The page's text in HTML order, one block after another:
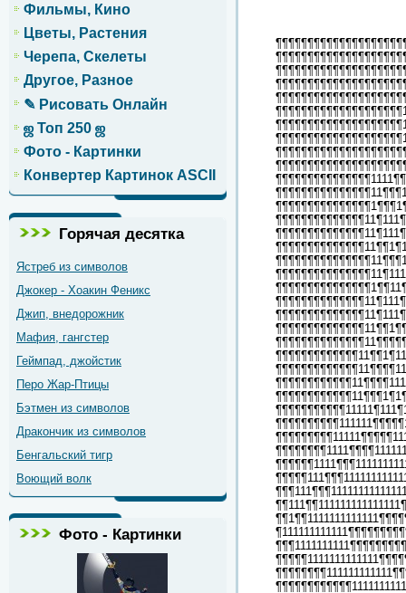
Фильмы, Кино
Цветы, Растения
Черепа, Скелеты
Другое, Разное
✎ Рисовать Онлайн
ஜ Топ 250 ஜ
Фото - Картинки
Конвертер Картинок ASCII
Горячая десятка
Ястреб из символов
Джокер - Хоакин Феникс
Джип, внедорожник
Мафия, гангстер
Геймпад, джойстик
Перо Жар-Птицы
Бэтмен из символов
Дракончик из символов
Бенгальский тигр
Воющий волк
Фото - Картинки